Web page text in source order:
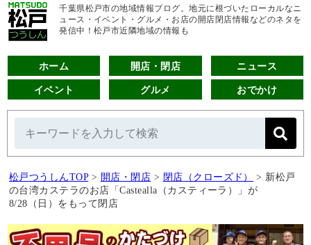
千葉県松戸市の地域情報ブログ。地元に根づいたローカルなニ
ュース・イベント・グルメ・お店の開店閉店情報などのネタを
発信中！松戸市近隣地域の情報も
ホーム 開店・閉店 ニュース
イベント グルメ おでかけ
松戸つうしんTOP > 開店・閉店 > 閉店（クローズド） > 新松戸
の台湾カステラのお店「Castealla（カスティーラ）」が
8/28（日）をもって閉店